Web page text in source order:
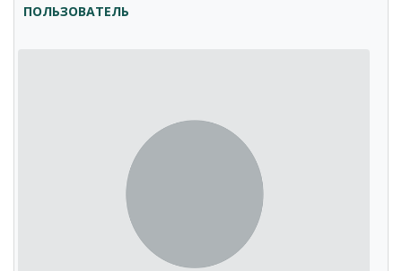
ПОЛЬЗОВАТЕЛЬ